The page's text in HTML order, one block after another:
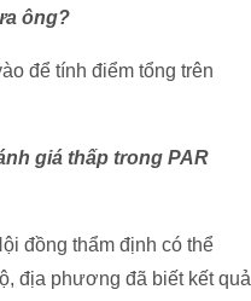
ông?
để tính điểm tổng trên
giá thấp trong PAR
đồng thẩm định có thể
địa phương đã biết kết quả